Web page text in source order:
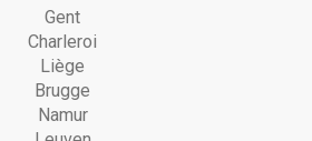
Gent
Charleroi
Liège
Brugge
Namur